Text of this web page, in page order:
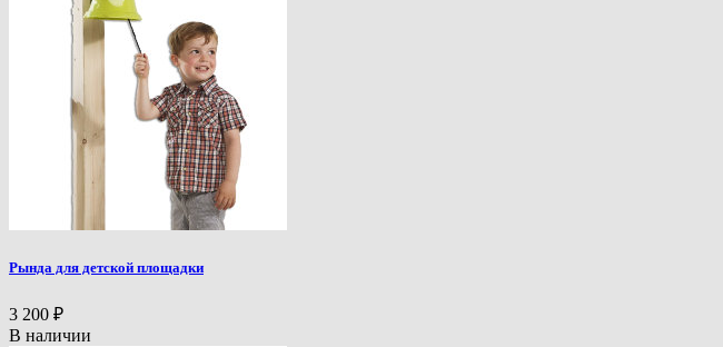
Рында для детской площадки
3 200 ₽
В наличии